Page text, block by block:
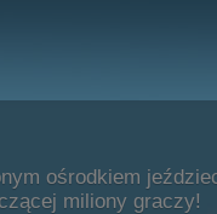
ośrodkiem
miliony graczy!